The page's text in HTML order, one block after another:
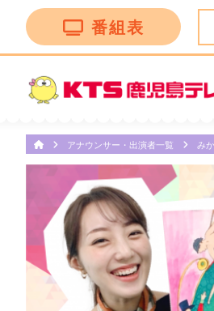
番組表
13:50 テレビショッピング
アナウンサー・出演者一覧 み